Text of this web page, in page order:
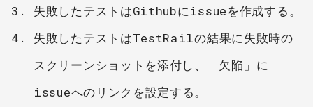
失敗したテストはGithubにissueを作成する。
失敗したテストはTestRailの結果に失敗時の
スクリーンショットを添付し、「欠陥」に
issueへのリンクを設定する。